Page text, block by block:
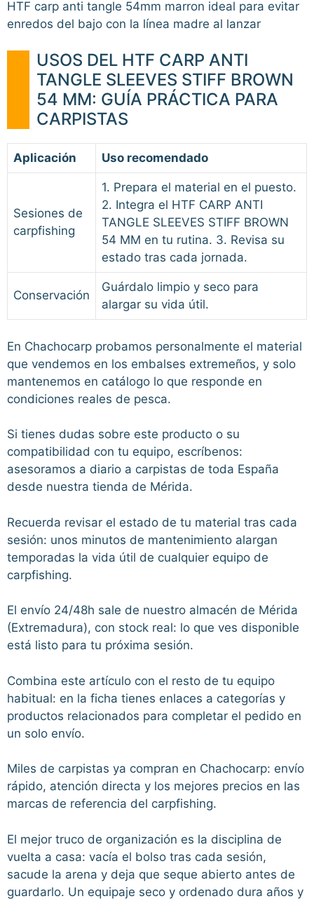
HTF carp anti tangle 54mm marron ideal para evitar
enredos del bajo con la línea madre al lanzar
USOS DEL HTF CARP ANTI
TANGLE SLEEVES STIFF BROWN
54 MM: GUÍA PRÁCTICA PARA
CARPISTAS
Aplicación Uso recomendado
Sesiones de
carpfishing
1. Prepara el material en el puesto.
2. Integra el HTF CARP ANTI
TANGLE SLEEVES STIFF BROWN
54 MM en tu rutina. 3. Revisa su
estado tras cada jornada.
Conservación
Guárdalo limpio y seco para
alargar su vida útil.
En Chachocarp probamos personalmente el material
que vendemos en los embalses extremeños, y solo
mantenemos en catálogo lo que responde en
condiciones reales de pesca.
Si tienes dudas sobre este producto o su
compatibilidad con tu equipo, escríbenos:
asesoramos a diario a carpistas de toda España
desde nuestra tienda de Mérida.
Recuerda revisar el estado de tu material tras cada
sesión: unos minutos de mantenimiento alargan
temporadas la vida útil de cualquier equipo de
carpfishing.
El envío 24/48h sale de nuestro almacén de Mérida
(Extremadura), con stock real: lo que ves disponible
está listo para tu próxima sesión.
Combina este artículo con el resto de tu equipo
habitual: en la ficha tienes enlaces a categorías y
productos relacionados para completar el pedido en
un solo envío.
Miles de carpistas ya compran en Chachocarp: envío
rápido, atención directa y los mejores precios en las
marcas de referencia del carpfishing.
El mejor truco de organización es la disciplina de
vuelta a casa: vacía el bolso tras cada sesión,
sacude la arena y deja que seque abierto antes de
guardarlo. Un equipaje seco y ordenado dura años y